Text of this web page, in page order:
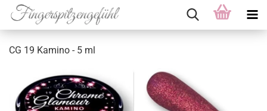
CG 19 Kamino - 5 ml